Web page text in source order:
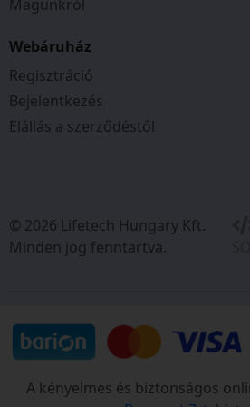
Akkumulátorrekeszek száma 1
Az akku feszültsége (V) 18 V
Munkaszélesség cm-ben 38 CM
Vágómélység min/max (mm) 14
Working area
Akkus kézi fűnyírónkat
akkumulátorrendszer (1
kibocsátásmentes nyírást a
Magunkról
Webáruház
Regisztráció
Bejelentkezés
Elállás a szerződéstől
© 2026 Lifetech Hungary Kft.
Minden jog fenntartva.
A kényelmes és biztonságos